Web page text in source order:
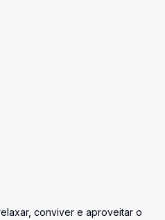
conviver e aproveitar o